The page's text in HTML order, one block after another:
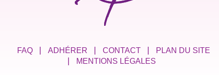
FAQ ADHÉRER CONTACT
PLAN DU SITE
MENTIONS LÉGALES